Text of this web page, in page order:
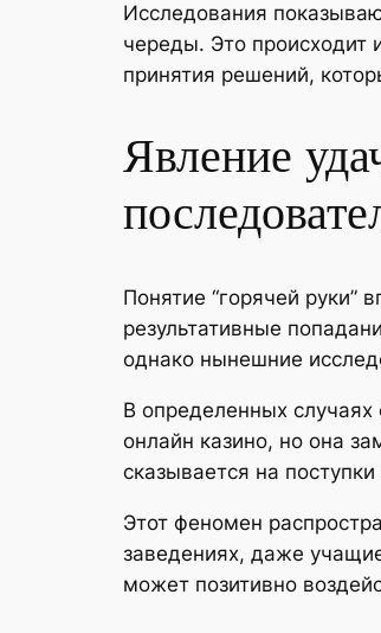
Исследования
череды. Это происходит
принятия решений,
Явление
Понятие “горячей руки”
результативные
однако нынешние
В определенных
онлайн казино, но она
сказывается на
Этот феномен
заведениях, даже
может позитивно